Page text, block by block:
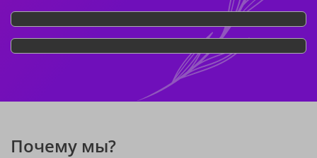
Почему мы?